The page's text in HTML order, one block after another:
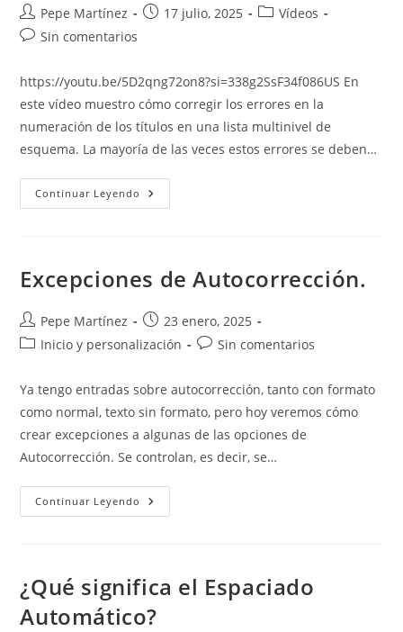
Autor
de
Pepe Martínez
Publicación
17 julio, 2025
Categoría
Vídeos
Comentarios
la
entrada:
Sin comentarios
https://youtu.be/5D2qng72on8?si=338g2SsF34f086US En
este vídeo muestro cómo corregir los errores en la
numeración de los títulos en una lista multinivel de
esquema. La mayoría de las veces estos errores se deben…
Continuar Leyendo Errores
En
Word
Excepciones de Autocorrección.
Autor
de
Pepe Martínez
Publicación
de
23 enero, 2025
Categoría
la
entrada:
Inicio y personalización
Comentarios
entrada:
Sin comentarios
Ya tengo entradas sobre autocorrección, tanto con formato
como normal, texto sin formato, pero hoy veremos cómo
crear excepciones a algunas de las opciones de
Autocorrección. Se controlan, es decir, se…
Continuar Leyendo Excepciones
De
¿Qué significa el Espaciado
Automático?